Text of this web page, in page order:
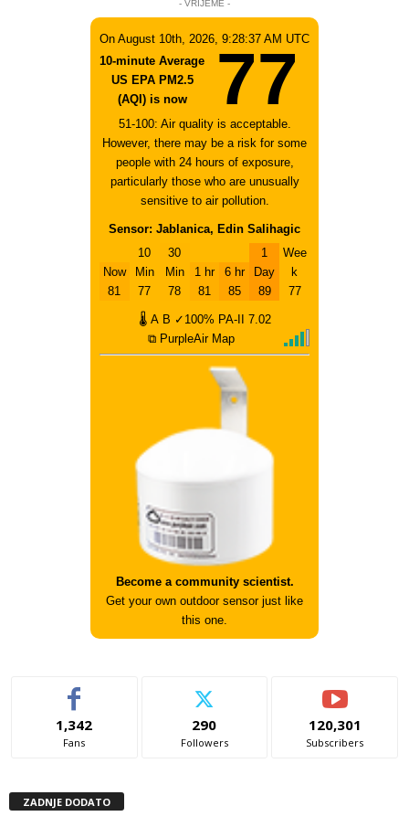
- VRIJEME -
On August 10th, 2026, 9:28:37 AM UTC
10-minute Average
US EPA PM2.5
(AQI) is now
77
51-100: Air quality is acceptable.
However, there may be a risk for some
people with 24 hours of exposure,
particularly those who are unusually
sensitive to air pollution.
Sensor: Jablanica, Edin Salihagic
Now
81
10
Min
77
30
Min
78
1 hr
81
6 hr
85
1
Day
89
Wee
k
77
🌡 A B ✓100% PA-II 7.02
⧉ PurpleAir Map
Become a community scientist.
Get your own outdoor sensor just like
this one.
1,342
Fans
290
Followers
120,301
Subscribers
ZADNJE DODATO